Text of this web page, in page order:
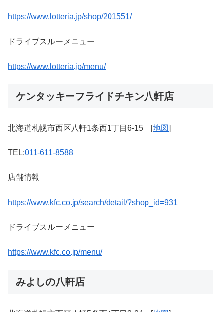
https://www.lotteria.jp/shop/201551/
ドライブスルーメニュー
https://www.lotteria.jp/menu/
ケンタッキーフライドチキン八軒店
北海道札幌市西区八軒1条西1丁目6-15 [地図]
TEL:011-611-8588
店舗情報
https://www.kfc.co.jp/search/detail/?shop_id=931
ドライブスルーメニュー
https://www.kfc.co.jp/menu/
みよしの八軒店